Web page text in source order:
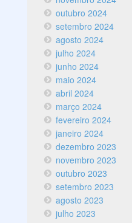
outubro 2024
setembro 2024
agosto 2024
julho 2024
junho 2024
maio 2024
abril 2024
março 2024
fevereiro 2024
janeiro 2024
dezembro 2023
novembro 2023
outubro 2023
setembro 2023
agosto 2023
julho 2023